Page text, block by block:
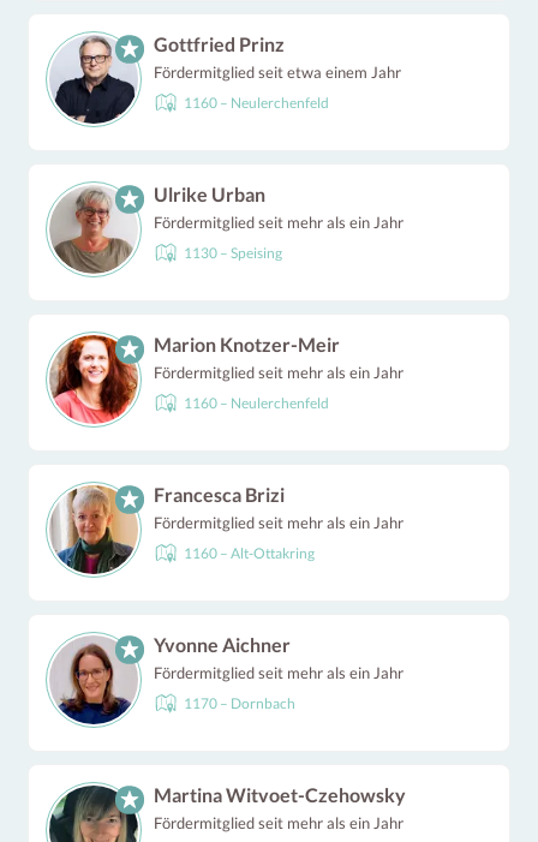
Gottfried Prinz
Fördermitglied seit etwa einem Jahr
1160 – Neulerchenfeld
Ulrike Urban
Fördermitglied seit mehr als ein Jahr
1130 – Speising
Marion Knotzer-Meir
Fördermitglied seit mehr als ein Jahr
1160 – Neulerchenfeld
Francesca Brizi
Fördermitglied seit mehr als ein Jahr
1160 – Alt-Ottakring
Yvonne Aichner
Fördermitglied seit mehr als ein Jahr
1170 – Dornbach
Martina Witvoet-Czehowsky
Fördermitglied seit mehr als ein Jahr